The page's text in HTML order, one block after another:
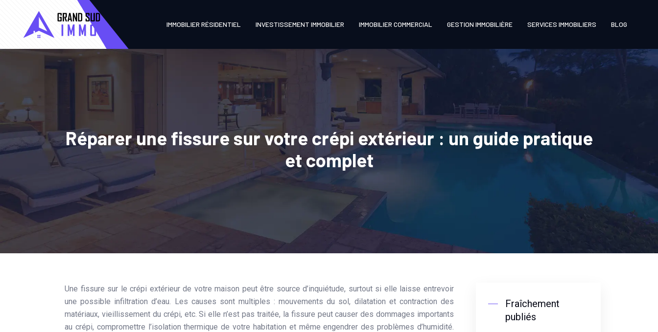
IMMOBILIER RÉSIDENTIEL INVESTISSEMENT IMMOBILIER IMMOBILIER COMMERCIAL GESTION IMMOBILIÈRE SERVICES IMMOBILIERS BLOG
Réparer une fissure sur votre crépi extérieur : un guide pratique
et complet
Une fissure sur le crépi extérieur de votre maison peut être source d’inquiétude, surtout si elle laisse entrevoir
une possible infiltration d’eau. Les causes sont multiples : mouvements du sol, dilatation et contraction des
matériaux, vieillissement du crépi, etc. Si elle n’est pas traitée, la fissure peut causer des dommages importants
au crépi, compromettre l’isolation thermique de votre habitation et même engendrer des problèmes d’humidité.
Fraîchement
publiés